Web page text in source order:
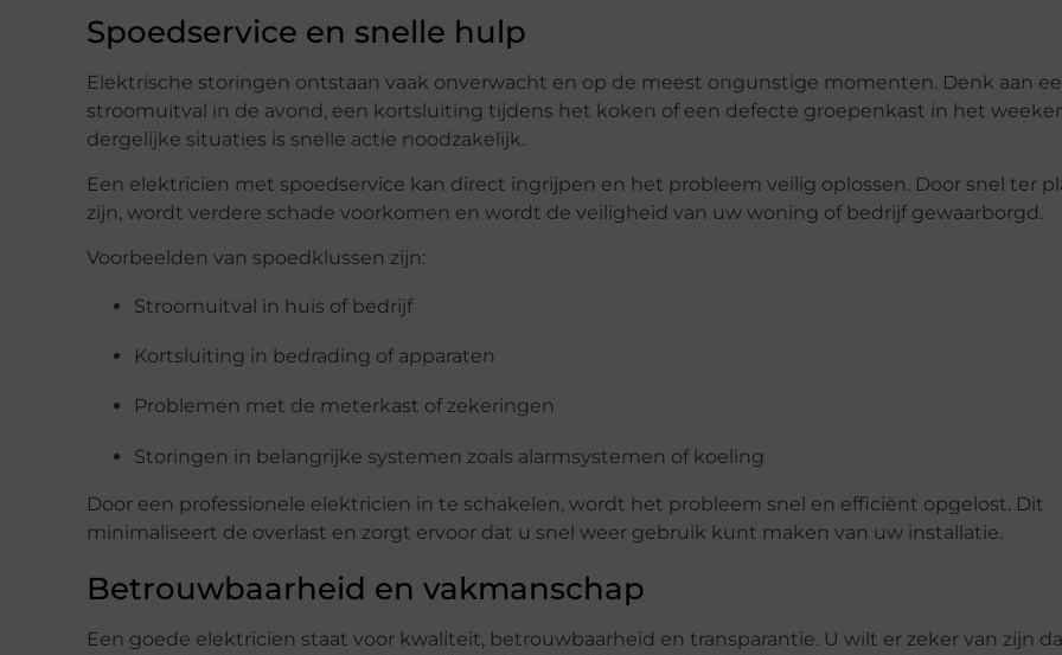
Spoedservice en snelle hulp
Elektrische storingen ontstaan vaak onverwacht en op de meest ongunstige momenten. Denk aan
stroomuitval in de avond, een kortsluiting tijdens het koken of een defecte groepenkast in het
dergelijke situaties is snelle actie noodzakelijk.
Een elektricien met spoedservice kan direct ingrijpen en het probleem veilig oplossen. Door snel ter
zijn, wordt verdere schade voorkomen en wordt de veiligheid van uw woning of bedrijf gewaarborgd.
Voorbeelden van spoedklussen zijn:
Stroomuitval in huis of bedrijf
Kortsluiting in bedrading of apparaten
Problemen met de meterkast of zekeringen
Storingen in belangrijke systemen zoals alarmsystemen of koeling
Door een professionele elektricien in te schakelen, wordt het probleem snel en efficiënt opgelost. Dit
minimaliseert de overlast en zorgt ervoor dat u snel weer gebruik kunt maken van uw installatie.
Betrouwbaarheid en vakmanschap
Een goede elektricien staat voor kwaliteit, betrouwbaarheid en transparantie. U wilt er zeker van zijn